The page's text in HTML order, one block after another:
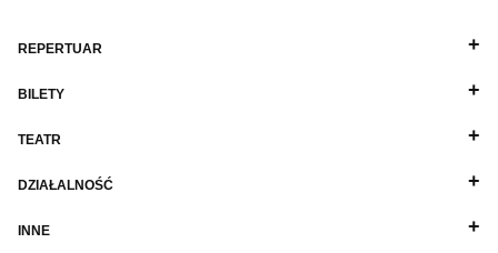
REPERTUAR
BILETY
TEATR
DZIAŁALNOŚĆ
INNE